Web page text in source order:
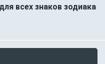
всех знаков зодиака